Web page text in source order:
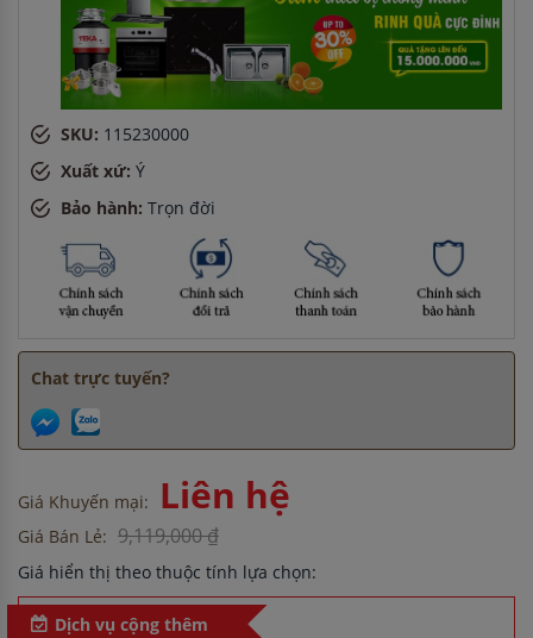
SKU: 115230000
Xuất xứ: Ý
Bảo hành: Trọn đời
Chat trực tuyến?
Giá Khuyến mại: Liên hệ
Giá Bán Lẻ: 9,119,000 ₫
Giá hiển thị theo thuộc tính lựa chọn:
Dịch vụ cộng thêm